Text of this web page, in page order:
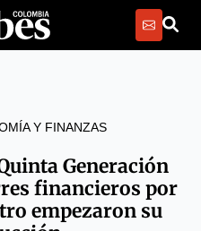
Y FINANZAS
Generación
financieros por
empezaron su